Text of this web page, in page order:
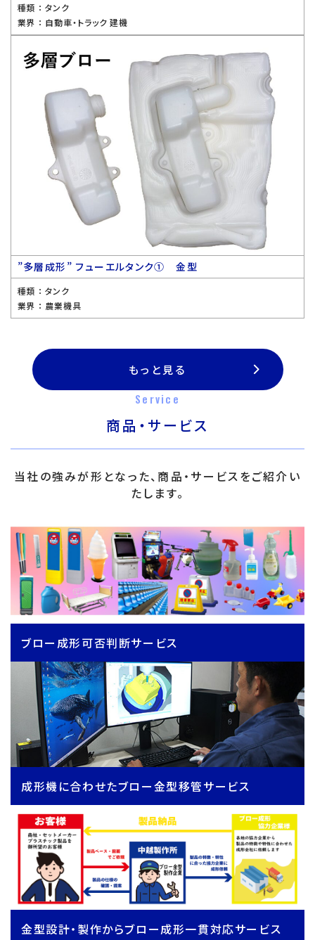
種類 ： タンク
業界 ： 自動車・トラック 建機
”多層成形” フューエルタンク① 金型
種類 ： タンク
業界 ： 農業機具
もっと見る
Service
商品・サービス
当社の強みが形となった、商品・サービスをご紹介い
たします。
ブロー成形可否判断サービス
成形機に合わせたブロー金型移管サービス
金型設計・製作からブロー成形一貫対応サービス